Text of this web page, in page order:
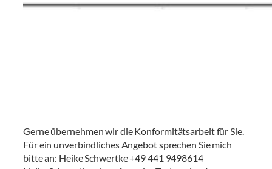
Gerne übernehmen wir die Konformitätsarbeit für Sie.
Für ein unverbindliches Angebot sprechen Sie mich
bitte an: Heike Schwertke +49 441 9498614